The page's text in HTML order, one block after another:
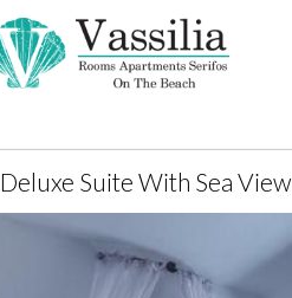
Deluxe Suite With Sea View